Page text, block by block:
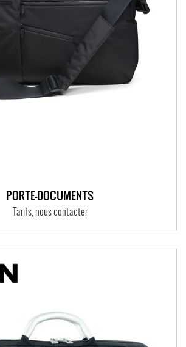
PORTE-DOCUMENTS
Tarifs, nous contacter